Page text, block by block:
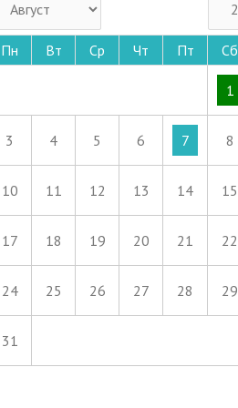
Пн Вт Ср Чт Пт Сб
1
3 4 5 6 7 8
10 11 12 13 14 15
17 18 19 20 21 22
24 25 26 27 28 29
31